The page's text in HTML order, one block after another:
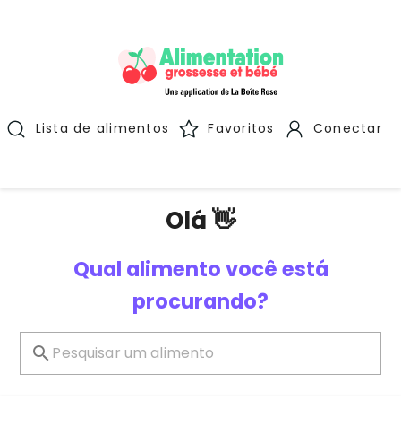
Lista de alimentos Favoritos Conectar
Olá 👋
Qual alimento você está
procurando?